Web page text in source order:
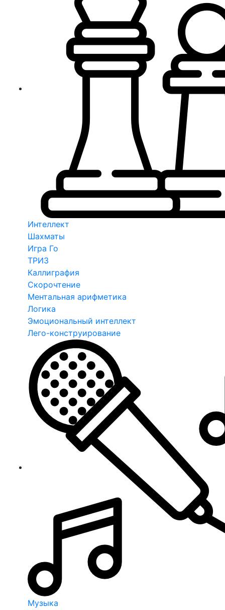
Интеллект
Шахматы
Игра Го
ТРИЗ
Каллиграфия
Скорочтение
Ментальная арифметика
Логика
Эмоциональный интеллект
Лего-конструирование
Музыка